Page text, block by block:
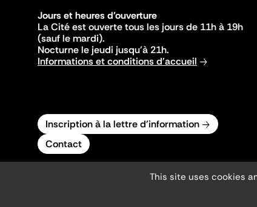
Jours et heures d'ouverture
La Cité est ouverte tous les jours de 11h à 19h
(sauf le mardi).
Nocturne le jeudi jusqu'à 21h.
Informations et conditions d'accueil
Inscription à la lettre d'information
Contact
This site uses cookies